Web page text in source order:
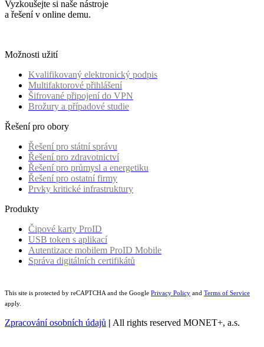
Vyzkoušejte si naše nástroje
a řešení v online demu.
Možnosti užití
Kvalifikovaný elektronický podpis
Multifaktorové přihlášení
Šifrované připojení do VPN
Brožury a případové studie
Řešení pro obory
Řešení pro státní správu
Řešení pro zdravotnictví
Řešení pro průmysl a energetiku
Řešení pro ostatní firmy
Prvky kritické infrastruktury
Produkty
Čipové karty ProID
USB token s aplikací
Autentizace mobilem ProID Mobile
Správa digitálních certifikátů
This site is protected by reCAPTCHA and the Google Privacy Policy and Terms of Service
apply.
Zpracování osobních údajů | All rights reserved MONET+, a.s.